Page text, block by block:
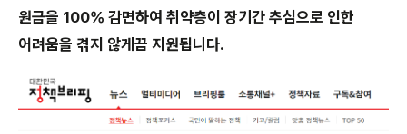
원금을 100% 감면하여 취약층이 장기간 추심으로 인한
어려움을 겪지 않게끔 지원됩니다.